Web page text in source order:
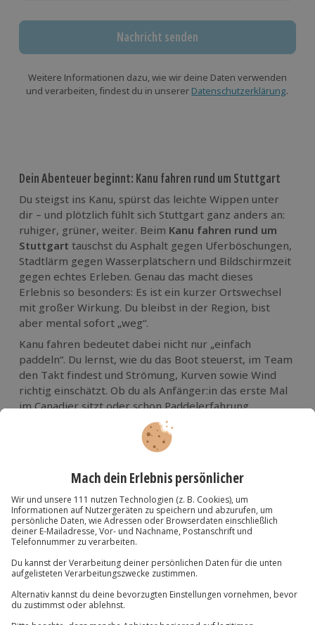
Nachricht senden
Weitere Informationen dazu, wie wir deine Daten verwenden
und verarbeiten, findest du in unserer Datenschutzerklärung.
Dein Abenteuer beginnt: Kanu fahren rund um Stuttgart
Du steigst ins Kanu, spürst das leichte Wippen unter
dir – und plötzlich fühlt sich Stuttgart ganz anders an:
ruhiger, grüner, weiter. Beim Kanu fahren rund um
Stuttgart tauschst du Asphalt gegen Uferböschungen,
Stadtlärm gegen Wasserplätschern und Bildschirmzeit
gegen echtes Erleben. Genau das macht dieses
Erlebnis so besonders: Es ist ein kurzer Ortswechsel
mit großer Wirkung. Du bleibst in der Region, bist
aber mental sofort „weg“.
Kanu fahren bedeutet dabei nicht nur „einfach
paddeln“. Du lernst, wie du das Boot steuerst, im Team
den Takt findest und Strömung, Kurven sowie Wind
richtig einschätzt. Ob du als Anfänger:in das erste Mal
im Canadier sitzt oder schon Paddelerfahrung
mitbringst: Auf dem Wasser zählt weniger Kraft als
Technik – und das gute Gefühl, gemeinsam
Wenn du ein Erlebnis suchst, das gleichzeitig aktiv,
naturnah und entschleunigend ist, triffst du mit
fahren bei Stuttgart ins Schwarze. Ideal für
Wochenenden, kleine Auszeiten oder als Geschenk,
das nicht in der Schublade verschwindet, sondern als
Daten & Fakten: Das Wichtigste zum Kanu fahren bei
Stuttgart